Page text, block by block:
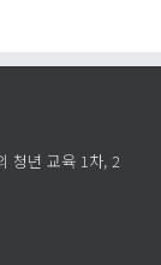
청년 교육 1차, 2